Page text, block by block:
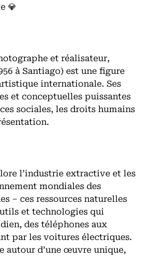
💎
et réalisateur,
à Santiago) est une figure
internationale. Ses
et conceptuelles puissantes
sociales, les droits humains
l’industrie extractive et les
mondiales des
– ces ressources naturelles
et technologies qui
des téléphones aux
par les voitures électriques.
autour d’une œuvre unique,